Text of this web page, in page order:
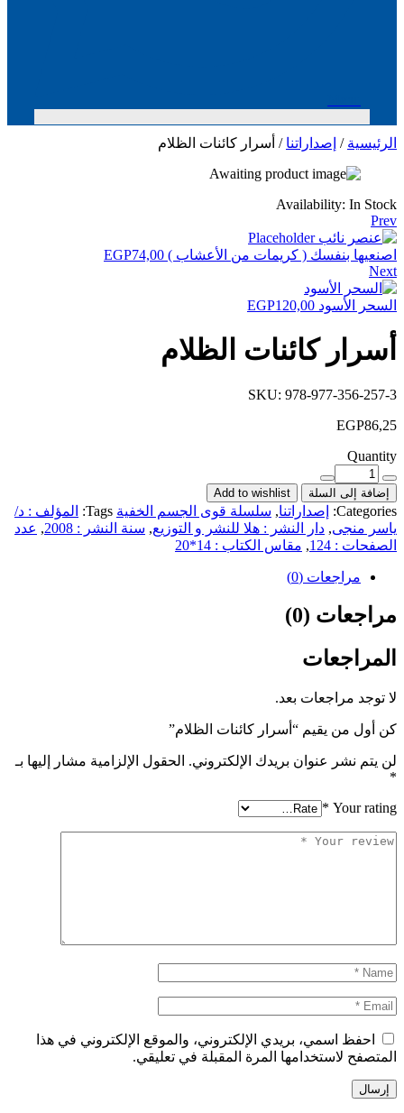
الرئيسية / إصداراتنا / أسرار كائنات الظلام
Availability: In Stock
Prev
اصنعيها بنفسك ( كريمات من الأعشاب ) EGP74,00
Next
السحر الأسود EGP120,00
أسرار كائنات الظلام
SKU: 978-977-356-257-3
EGP86,25
Quantity
إضافة إلى السلة Add to wishlist
Categories: إصداراتنا, سلسلة قوى الجسم الخفية Tags:
المؤلف : د/
ياسر منجى, دار النشر : هلا للنشر و التوزيع, سنة النشر : 2008 , عدد
الصفحات : 124
, مقاس الكتاب : 14*20
مراجعات (0)
مراجعات (0)
المراجعات
لا توجد مراجعات بعد.
كن أول من يقيم “أسرار كائنات الظلام”
لن يتم نشر عنوان بريدك الإلكتروني. الحقول الإلزامية مشار إليها بـ
*
Your rating
*
احفظ اسمي، بريدي الإلكتروني، والموقع الإلكتروني في هذا
المتصفح لاستخدامها المرة المقبلة في تعليقي.